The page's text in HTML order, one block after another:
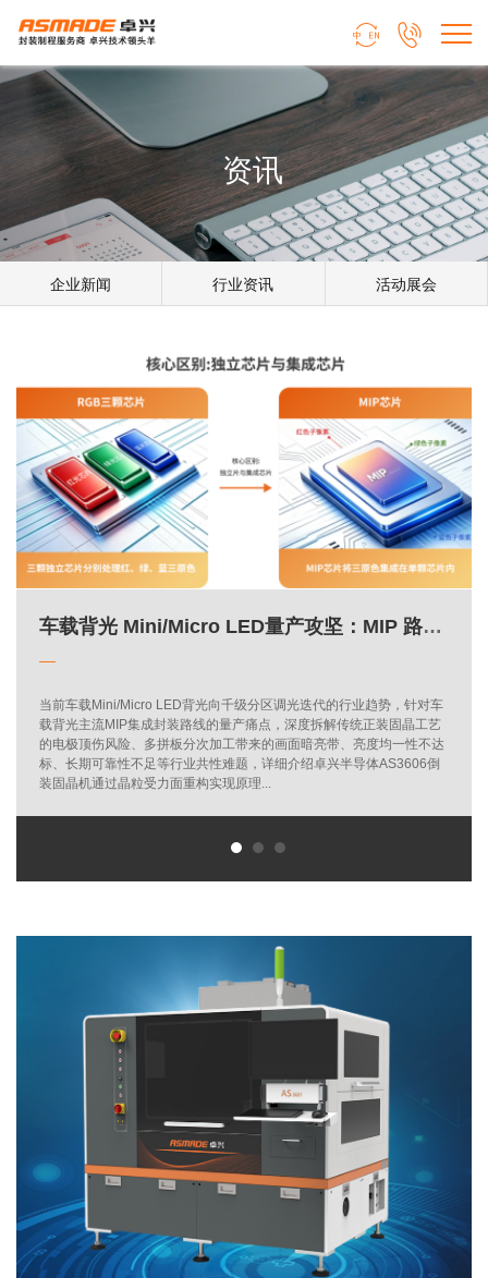


资讯
企业新闻 行业资讯 活动展会
摆脱滑环限制 实现360°连续旋转通信|卓兴SpinBus360 EtherCAT无线传输
车载背光 Mini/Micro LED量产攻坚：MIP 路线的工艺瓶颈与倒装固晶解决方案
倒装固晶：破局Micro LED MIP 量产良率瓶颈的核心制程摆脱滑环限制 实现360°连续旋转通信|卓兴SpinBus360 EtherCAT无线传输
车载背光 Mini/Micro LED量产攻坚：MIP 路线的工艺瓶颈与倒装固晶解决方案
当前车载Mini/Micro LED背光向千级分区调光迭代的行业趋势，针对车
载背光主流MIP集成封装路线的量产痛点，深度拆解传统正装固晶工艺
的电极顶伤风险、多拼板分次加工带来的画面暗亮带、亮度均一性不达
标、长期可靠性不足等行业共性难题，详细介绍卓兴半导体AS3606倒
装固晶机通过晶粒受力面重构实现原理...